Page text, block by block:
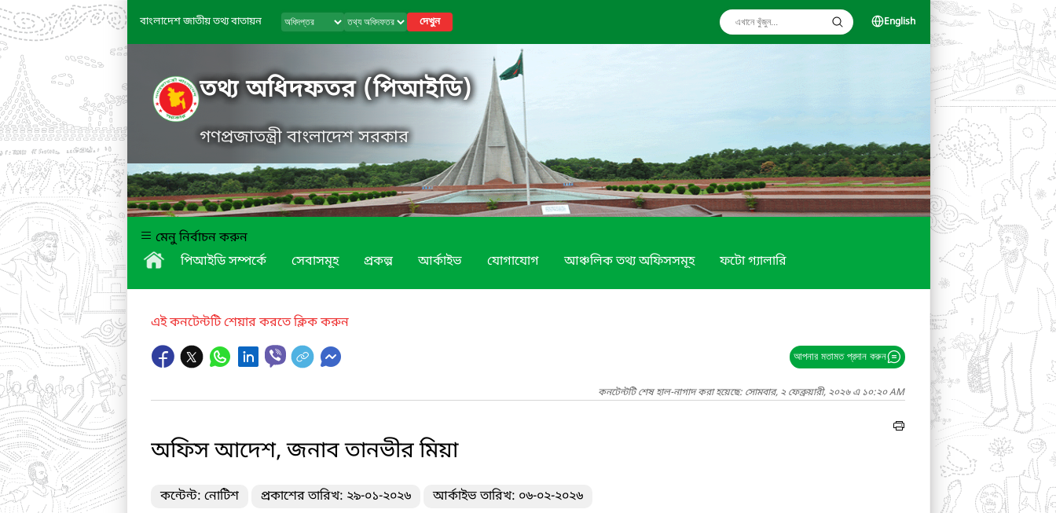
বাংলাদেশ জাতীয় তথ্য বাতায়ন দেখুন English
তথ্য অধিদফতর (পিআইডি)
গণপ্রজাতন্ত্রী বাংলাদেশ সরকার
মেনু নির্বাচন করুন
পিআইডি সম্পর্কে
সেবাসমূহ প্রকল্প আর্কাইভ যোগাযোগ আঞ্চলিক তথ্য অফিসসমূহ ফটো গ্যালারি
এই কনটেন্টটি শেয়ার করতে ক্লিক করুন
আপনার মতামত প্রদান করুন
কনটেন্টটি শেষ হাল-নাগাদ করা হয়েছে: সোমবার, ২ ফেব্রুয়ারী, ২০২৬ এ ১০:২০ AM
অফিস আদেশ, জনাব তানভীর মিয়া
কন্টেন্ট: নোটিশ প্রকাশের তারিখ: ২৯-০১-২০২৬ আর্কাইভ তারিখ: ০৬-০২-২০২৬